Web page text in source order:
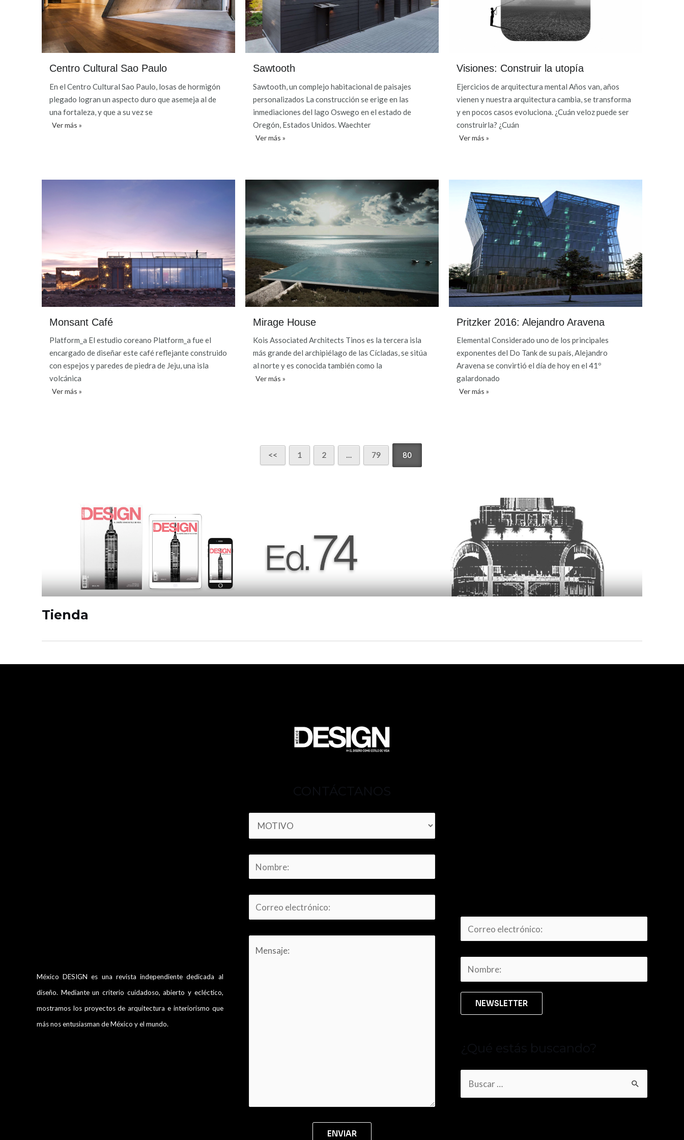
Centro Cultural Sao Paulo
En el Centro Cultural Sao Paulo, losas de hormigón
plegado logran un aspecto duro que asemeja al de
una fortaleza, y que a su vez se
Ver más »
Sawtooth
Sawtooth, un complejo habitacional de paisajes
personalizados La construcción se erige en las
inmediaciones del lago Oswego en el estado de
Oregón, Estados Unidos. Waechter
Ver más »
Visiones: Construir la utopía
Ejercicios de arquitectura mental Años van, años
vienen y nuestra arquitectura cambia, se transforma
y en pocos casos evoluciona. ¿Cuán veloz puede ser
construirla? ¿Cuán
Ver más »
Monsant Café
Platform_a El estudio coreano Platform_a fue el
encargado de diseñar este café reflejante construido
con espejos y paredes de piedra de Jeju, una isla
volcánica
Ver más »
Mirage House
Kois Associated Architects Tinos es la tercera isla
más grande del archipiélago de las Cícladas, se sitúa
al norte y es conocida también como la
Ver más »
Pritzker 2016: Alejandro Aravena
Elemental Considerado uno de los principales
exponentes del Do Tank de su país, Alejandro
Aravena se convirtió el día de hoy en el 41º
galardonado
Ver más »
1 2 … 79 80
Tienda
México DESIGN es una revista independiente dedicada al
diseño. Mediante un criterio cuidadoso, abierto y ecléctico,
mostramos los proyectos de arquitectura e interiorismo que
más nos entusiasman de México y el mundo.
CONTÁCTANOS
¿Qué estás buscando?